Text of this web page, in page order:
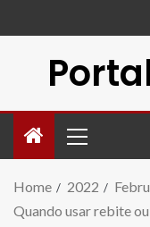
Home 2022
Quando usar rebite